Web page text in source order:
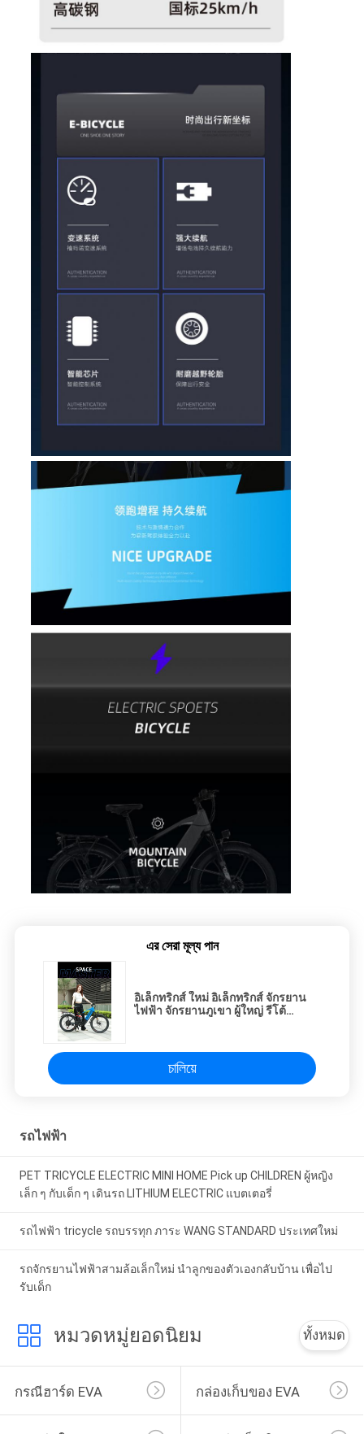
এর সেরা মূল্য পান
อิเล็กทริกส์ ใหม่ อิเล็กทริกส์ จักรยาน
ไฟฟ้า จักรยานภูเขา ผู้ใหญ่ รีโต้
চালিয়ে
รถไฟฟ้า
PET TRICYCLE ELECTRIC MINI HOME Pick up CHILDREN ผู้หญิง
เล็ก ๆ กับเด็ก ๆ เดินรถ LITHIUM ELECTRIC แบตเตอรี่
รถไฟฟ้า tricycle รถบรรทุก ภาระ WANG STANDARD ประเทศใหม่
รถจักรยานไฟฟ้าสามล้อเล็กใหม่ นําลูกของตัวเองกลับบ้าน เพื่อไป
รับเด็ก
หมวดหมู่ยอดนิยม ทั้งหมด
กรณีฮาร์ด EVA กล่องเก็บของ EVA